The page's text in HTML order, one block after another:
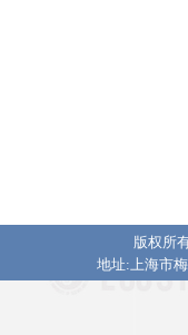
版权所
地址:上海市